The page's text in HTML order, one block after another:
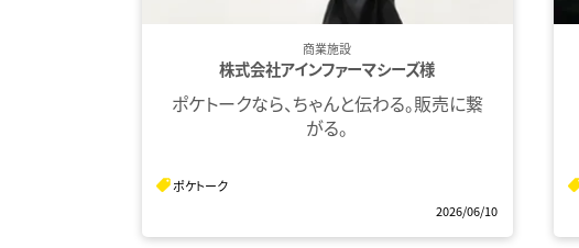
商業施設
株式会社アインファーマシーズ様
ポケトークなら、ちゃんと伝わる。販売に繋
がる。
ポケトーク
2026/06/10